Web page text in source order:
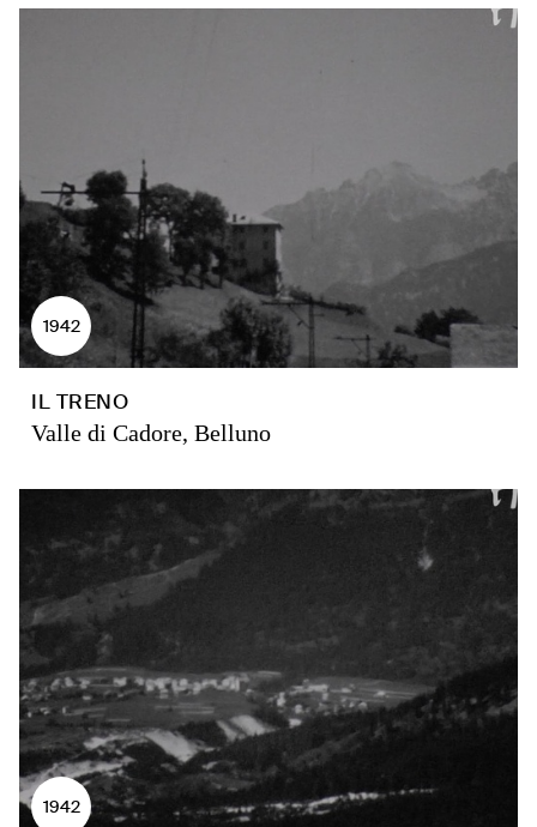
1942
IL TRENO
Valle di Cadore, Belluno
1942